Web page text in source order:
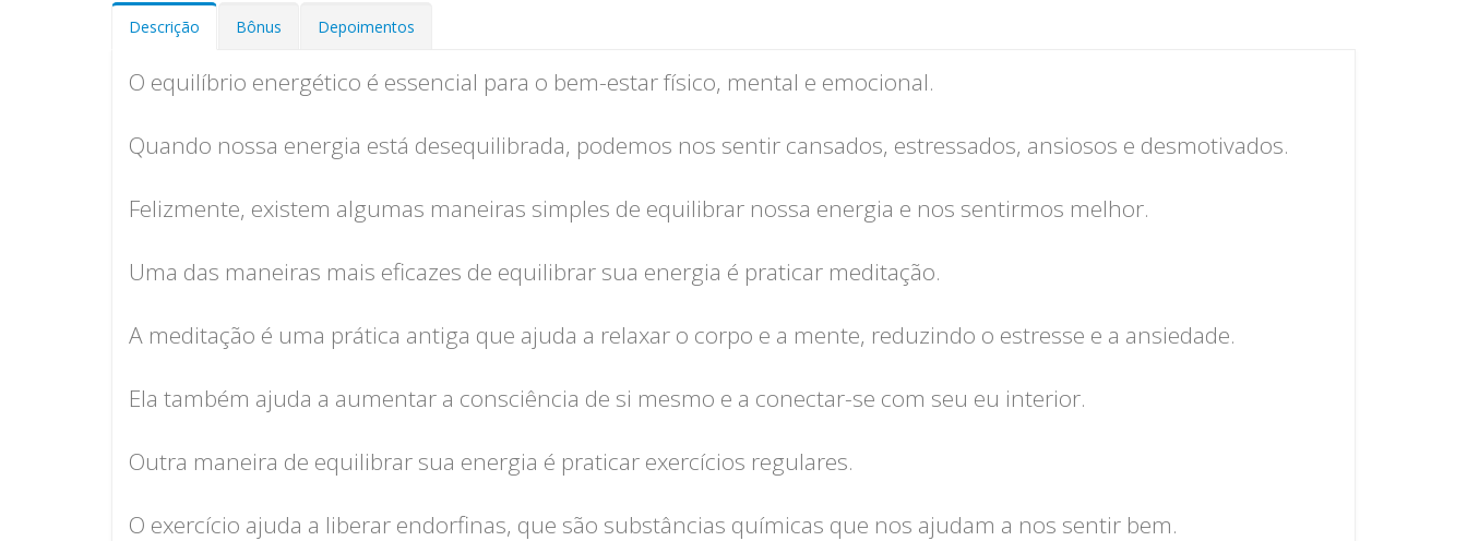
Descrição Bônus Depoimentos
O equilíbrio energético é essencial para o bem-estar físico, mental e emocional.
Quando nossa energia está desequilibrada, podemos nos sentir cansados, estressados, ansiosos e desmotivados.
Felizmente, existem algumas maneiras simples de equilibrar nossa energia e nos sentirmos melhor.
Uma das maneiras mais eficazes de equilibrar sua energia é praticar meditação.
A meditação é uma prática antiga que ajuda a relaxar o corpo e a mente, reduzindo o estresse e a ansiedade.
Ela também ajuda a aumentar a consciência de si mesmo e a conectar-se com seu eu interior.
Outra maneira de equilibrar sua energia é praticar exercícios regulares.
O exercício ajuda a liberar endorfinas, que são substâncias químicas que nos ajudam a nos sentir bem.